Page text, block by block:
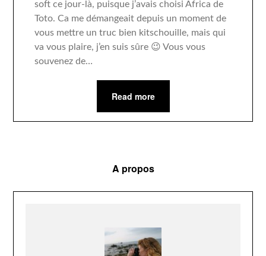
soft ce jour-là, puisque j’avais choisi Africa de
Toto. Ca me démangeait depuis un moment de
vous mettre un truc bien kitschouille, mais qui
va vous plaire, j’en suis sûre 😉 Vous vous
souvenez de…
Read more
A propos